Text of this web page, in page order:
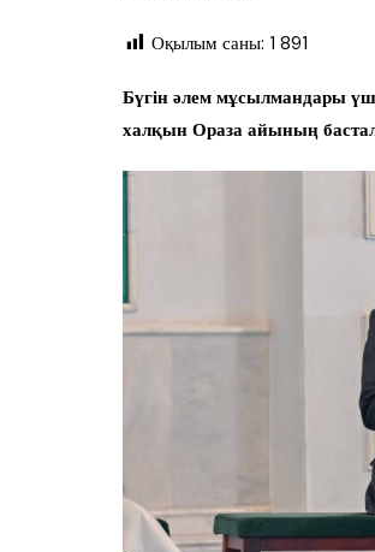
Оқылым саны: 1 891
Бүгін әлем мұсылмандары
халқын Ораза айының